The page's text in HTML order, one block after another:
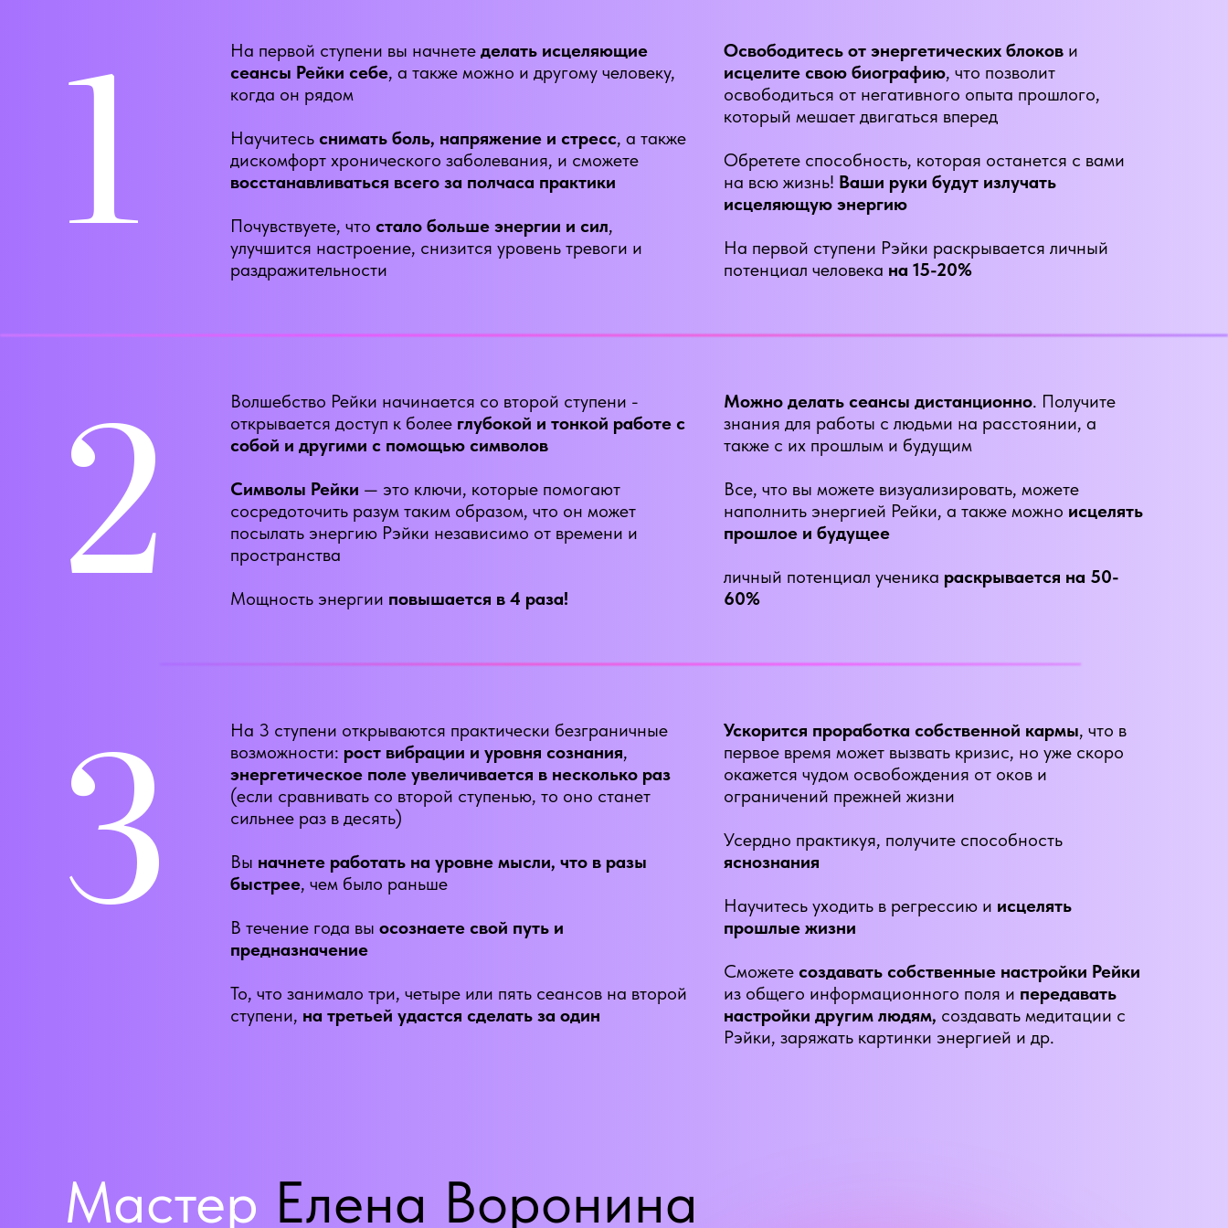
1
2
3
На первой ступени вы начнете делать исцеляющие
сеансы Рейки себе, а также можно и другому человеку,
когда он рядом
Научитесь снимать боль, напряжение и стресс, а также
дискомфорт хронического заболевания, и сможете
восстанавливаться всего за полчаса практики
Почувствуете, что стало больше энергии и сил,
улучшится настроение, снизится уровень тревоги и
раздражительности
Освободитесь от энергетических блоков и
исцелите свою биографию, что позволит
освободиться от негативного опыта прошлого,
который мешает двигаться вперед
Обретете способность, которая останется с вами
на всю жизнь! Ваши руки будут излучать
исцеляющую энергию
На первой ступени Рэйки раскрывается личный
потенциал человека на 15-20%
Волшебство Рейки начинается со второй ступени -
открывается доступ к более глубокой и тонкой работе с
собой и другими с помощью символов
Символы Рейки — это ключи, которые помогают
сосредоточить разум таким образом, что он может
посылать энергию Рэйки независимо от времени и
пространства
Мощность энергии повышается в 4 раза!
Можно делать сеансы дистанционно. Получите
знания для работы с людьми на расстоянии, а
также с их прошлым и будущим
Все, что вы можете визуализировать, можете
наполнить энергией Рейки, а также можно исцелять
прошлое и будущее
личный потенциал ученика раскрывается на 50-
60%
На 3 ступени открываются практически безграничные
возможности: рост вибрации и уровня сознания,
энергетическое поле увеличивается в несколько раз
(если сравнивать со второй ступенью, то оно станет
сильнее раз в десять)
Вы начнете работать на уровне мысли, что в разы
быстрее, чем было раньше
В течение года вы осознаете свой путь и
предназначение
То, что занимало три, четыре или пять сеансов на второй
ступени, на третьей удастся сделать за один
Ускорится проработка собственной кармы, что в
первое время может вызвать кризис, но уже скоро
окажется чудом освобождения от оков и
ограничений прежней жизни
Усердно практикуя, получите способность
яснознания
Научитесь уходить в регрессию и исцелять
прошлые жизни
Сможете создавать собственные настройки Рейки
из общего информационного поля и передавать
настройки другим людям, создавать медитации с
Рэйки, заряжать картинки энергией и др.
Мастер Елена Воронина